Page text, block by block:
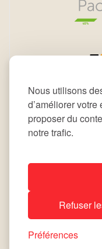
Nous utilisons
d’améliorer
proposer du
notre trafic.
Refuser
Préférences
All rights reserved ©